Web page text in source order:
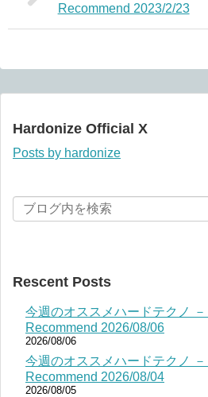
Recommend 2023/2/23
Hardonize Official X
Posts by hardonize
Rescent Posts
今週のオススメハードテクノ －
Recommend 2026/08/06
2026/08/06
今週のオススメハードテクノ －
Recommend 2026/08/04
2026/08/05